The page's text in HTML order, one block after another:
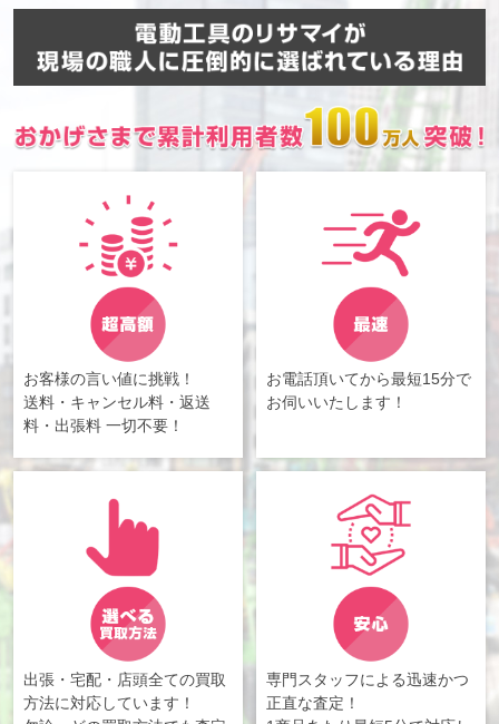
お客様の言い値に挑戦！
送料・キャンセル料・返送
料・出張料 一切不要！
お電話頂いてから最短15分で
お伺いいたします！
出張・宅配・店頭全ての買取
方法に対応しています！
専門スタッフによる迅速かつ
正直な査定！